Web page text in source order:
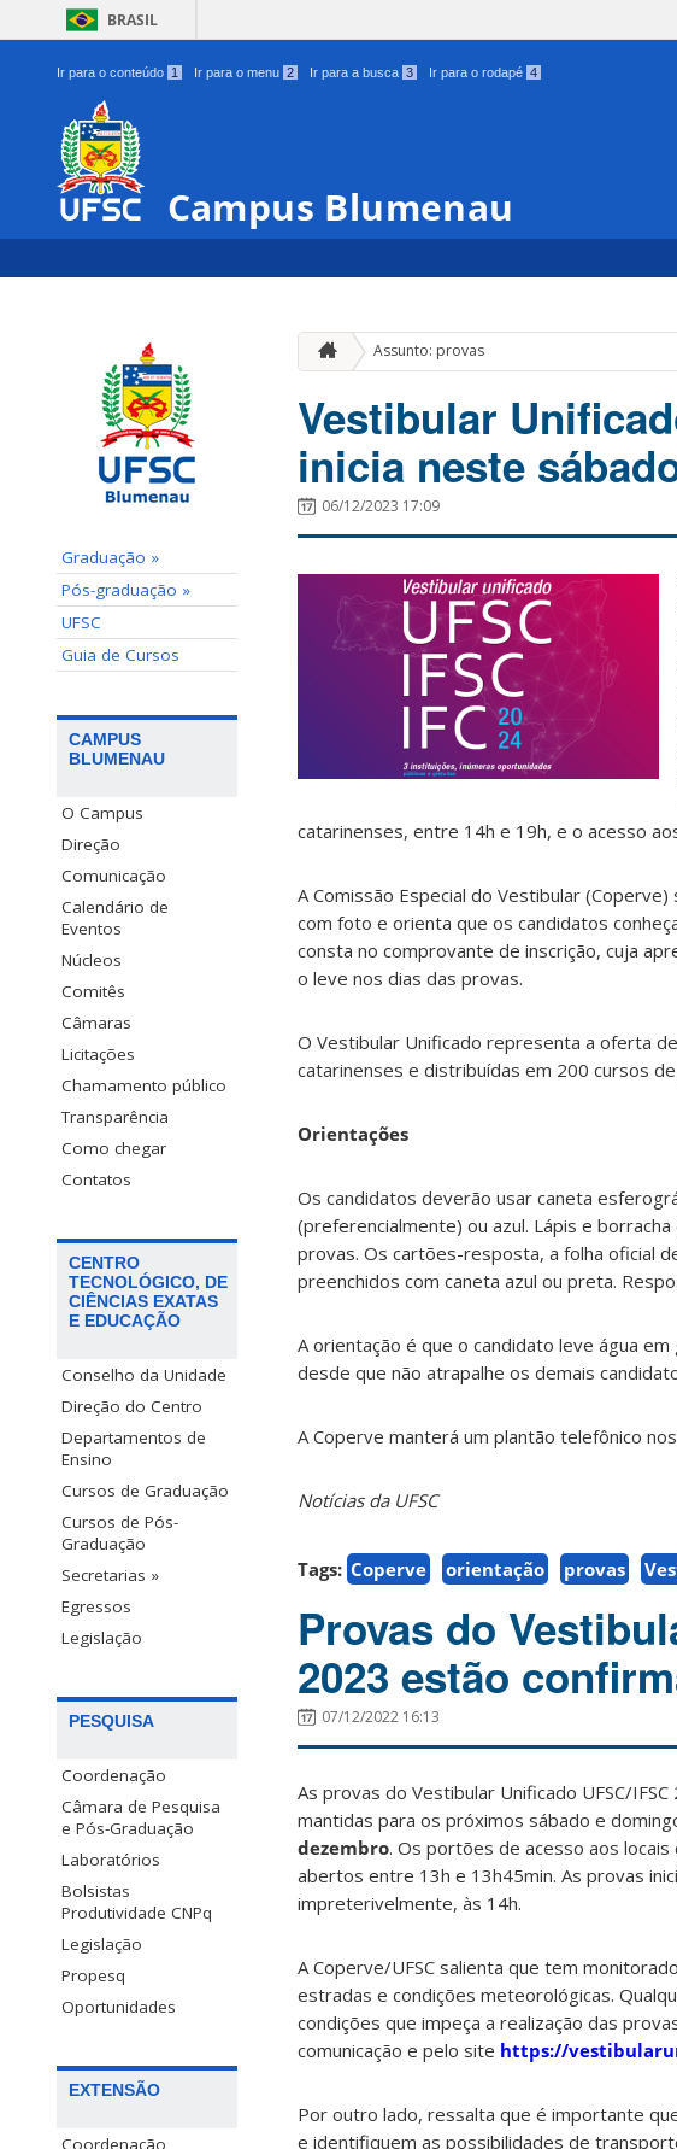
BRASIL
Ir para o conteúdo 1 Ir para o menu 2 Ir para a busca 3 Ir para o rodapé 4
Campus Blumenau
Graduação »
Pós-graduação »
UFSC
Guia de Cursos
CAMPUS
BLUMENAU
O Campus
Direção
Comunicação
Calendário de
Eventos
Núcleos
Comitês
Câmaras
Licitações
Chamamento público
Transparência
Como chegar
Contatos
CENTRO
TECNOLÓGICO, DE
CIÊNCIAS EXATAS
E EDUCAÇÃO
Conselho da Unidade
Direção do Centro
Departamentos de
Ensino
Cursos de Graduação
Cursos de Pós-
Graduação
Secretarias »
Egressos
Legislação
PESQUISA
Coordenação
Câmara de Pesquisa
e Pós-Graduação
Laboratórios
Bolsistas
Produtividade CNPq
Legislação
Propesq
Oportunidades
EXTENSÃO
Coordenação
Assunto: provas
Vestibular
inicia neste
06/12/2023 17:09
catarinenses, entre 14h e 19h, e o acesso
A Comissão Especial do Vestibular
com foto e orienta que os candidatos
consta no comprovante de inscrição, cuja
o leve nos dias das provas.
O Vestibular Unificado representa a oferta
catarinenses e distribuídas em 200 cursos
Orientações
Os candidatos deverão usar caneta
(preferencialmente) ou azul. Lápis e
provas. Os cartões-resposta, a folha oficial
preenchidos com caneta azul ou preta.
A orientação é que o candidato leve água
desde que não atrapalhe os demais
A Coperve manterá um plantão telefônico
Notícias da UFSC
Tags: Coperve orientação provas
Provas do
2023 estão
07/12/2022 16:13
As provas do Vestibular Unificado UFSC/
mantidas para os próximos sábado e
dezembro. Os portões de acesso aos
abertos entre 13h e 13h45min. As provas
impreterivelmente, às 14h.
A Coperve/UFSC salienta que tem
estradas e condições meteorológicas.
condições que impeça a realização das
comunicação e pelo site https://
Por outro lado, ressalta que é importante
e identifiquem as possibilidades de